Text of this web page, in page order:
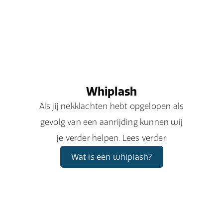
Whiplash
Als jij nekklachten hebt opgelopen als
gevolg van een aanrijding kunnen wij
je verder helpen. Lees verder
Wat is een whiplash?